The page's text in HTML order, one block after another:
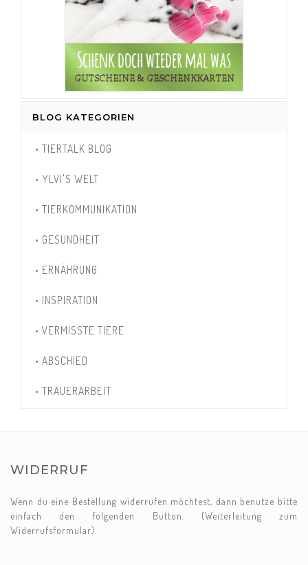
BLOG KATEGORIEN
• TIERTALK BLOG
• YLVI'S WELT
• TIERKOMMUNIKATION
• GESUNDHEIT
• ERNÄHRUNG
• INSPIRATION
• VERMISSTE TIERE
• ABSCHIED
• TRAUERARBEIT
WIDERRUF
Wenn du eine Bestellung widerrufen möchtest, dann benutze bitte
einfach den folgenden Button. (Weiterleitung zum
Widerrufsformular).